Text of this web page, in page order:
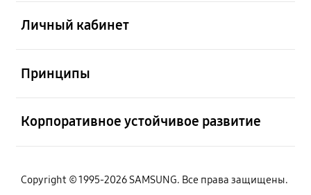
Личный кабинет
Принципы
Корпоративное устойчивое развитие
Copyright © 1995-2026 SAMSUNG. Все права защищены.